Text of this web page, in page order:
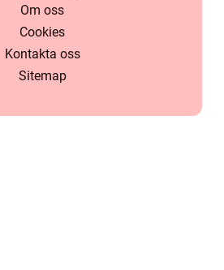
Om oss
Cookies
Kontakta oss
Sitemap